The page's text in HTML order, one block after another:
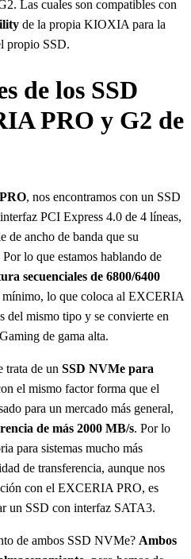
Las cuales son compatibles con
de la propia KIOXIA para la
propio SSD.
de los SSD
PRO y G2 de
, nos encontramos con un SSD
PCI Express 4.0 de 4 líneas,
de ancho de banda que su
lo que estamos hablando de
secuenciales de 6800/6400
mínimo, lo que coloca al EXCERIA
del mismo tipo y se convierte en
de gama alta.
trata de un SSD NVMe para
el mismo factor forma que el
para un mercado más general,
de más 2000 MB/s. Por lo
para sistemas mucho más
de transferencia, aunque nos
con el EXCERIA PRO, es
un SSD con interfaz SATA3.
de ambos SSD NVMe? Ambos